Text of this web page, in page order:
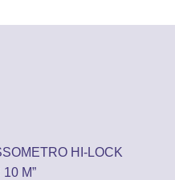
HI-LOCK
M”